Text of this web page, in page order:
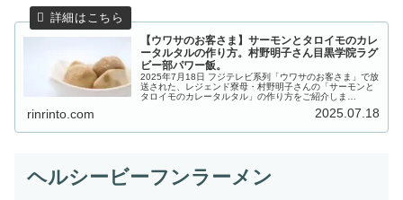
【ウワサのお客さま】サーモンとタロイモのカレ
ータルタルの作り方。村野明子さん目黒学院ラグ
ビー部パワー飯。
2025年7月18日 フジテレビ系列「ウワサのお客さま」で放
送された、レジェンド寮母・村野明子さんの「サーモンと
タロイモのカレータルタル」の作り方をご紹介しま
rinrinto.com 2025.07.18
ヘルシービーフンラーメン